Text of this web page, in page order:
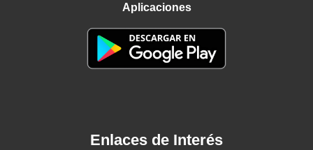
Aplicaciones
Enlaces de Interés